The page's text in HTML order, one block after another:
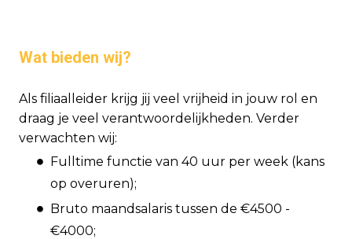
Wat bieden wij?
Als filiaalleider krijg jij veel vrijheid in jouw rol en
draag je veel verantwoordelijkheden. Verder
verwachten wij:
Fulltime functie van 40 uur per week (kans
op overuren);
Bruto maandsalaris tussen de €4500 -
€4000;